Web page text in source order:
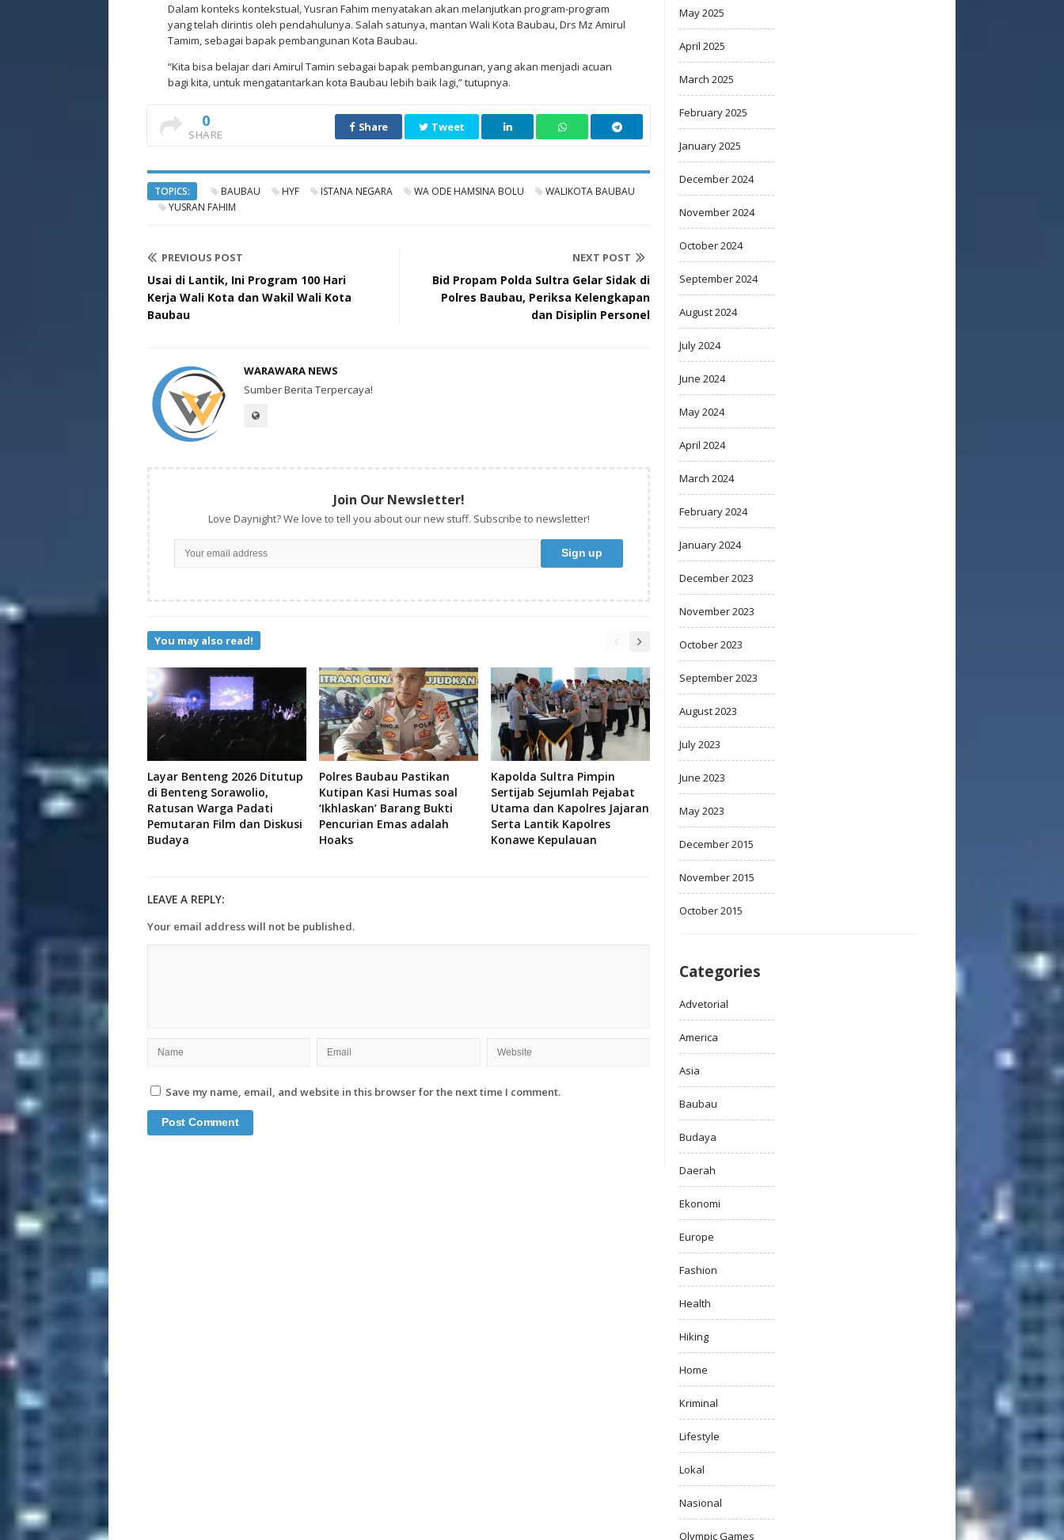
Dalam konteks kontekstual, Yusran Fahim menyatakan akan melanjutkan program-program
yang telah dirintis oleh pendahulunya. Salah satunya, mantan Wali Kota Baubau, Drs Mz Amirul
Tamim, sebagai bapak pembangunan Kota Baubau.
“Kita bisa belajar dari Amirul Tamin sebagai bapak pembangunan, yang akan menjadi acuan
bagi kita, untuk mengatantarkan kota Baubau lebih baik lagi,” tutupnya.
0
SHARE
Share Tweet
TOPICS: BAUBAU HYF ISTANA NEGARA WA ODE HAMSINA BOLU
WALIKOTA BAUBAU
YUSRAN FAHIM
PREVIOUS POST
Usai di Lantik, Ini Program 100 Hari
Kerja Wali Kota dan Wakil Wali Kota
Baubau
NEXT POST
Bid Propam Polda Sultra Gelar Sidak di
Polres Baubau, Periksa Kelengkapan
dan Disiplin Personel
WARAWARA NEWS
Sumber Berita Terpercaya!
Join Our Newsletter!
Love Daynight? We love to tell you about our new stuff. Subscribe to newsletter!
You may also read!
Layar Benteng 2026 Ditutup
di Benteng Sorawolio,
Ratusan Warga Padati
Pemutaran Film dan Diskusi
Budaya
Polres Baubau Pastikan
Kutipan Kasi Humas soal
‘Ikhlaskan’ Barang Bukti
Pencurian Emas adalah
Hoaks
Kapolda Sultra Pimpin
Sertijab Sejumlah Pejabat
Utama dan Kapolres Jajaran
Serta Lantik Kapolres
Konawe Kepulauan
LEAVE A REPLY:
Your email address will not be published.
Save my name, email, and website in this browser for the next time I comment.
May 2025
April 2025
March 2025
February 2025
January 2025
December 2024
November 2024
October 2024
September 2024
August 2024
July 2024
June 2024
May 2024
April 2024
March 2024
February 2024
January 2024
December 2023
November 2023
October 2023
September 2023
August 2023
July 2023
June 2023
May 2023
December 2015
November 2015
October 2015
Categories
Advetorial
America
Asia
Baubau
Budaya
Daerah
Ekonomi
Europe
Fashion
Health
Hiking
Home
Kriminal
Lifestyle
Lokal
Nasional
Olympic Games